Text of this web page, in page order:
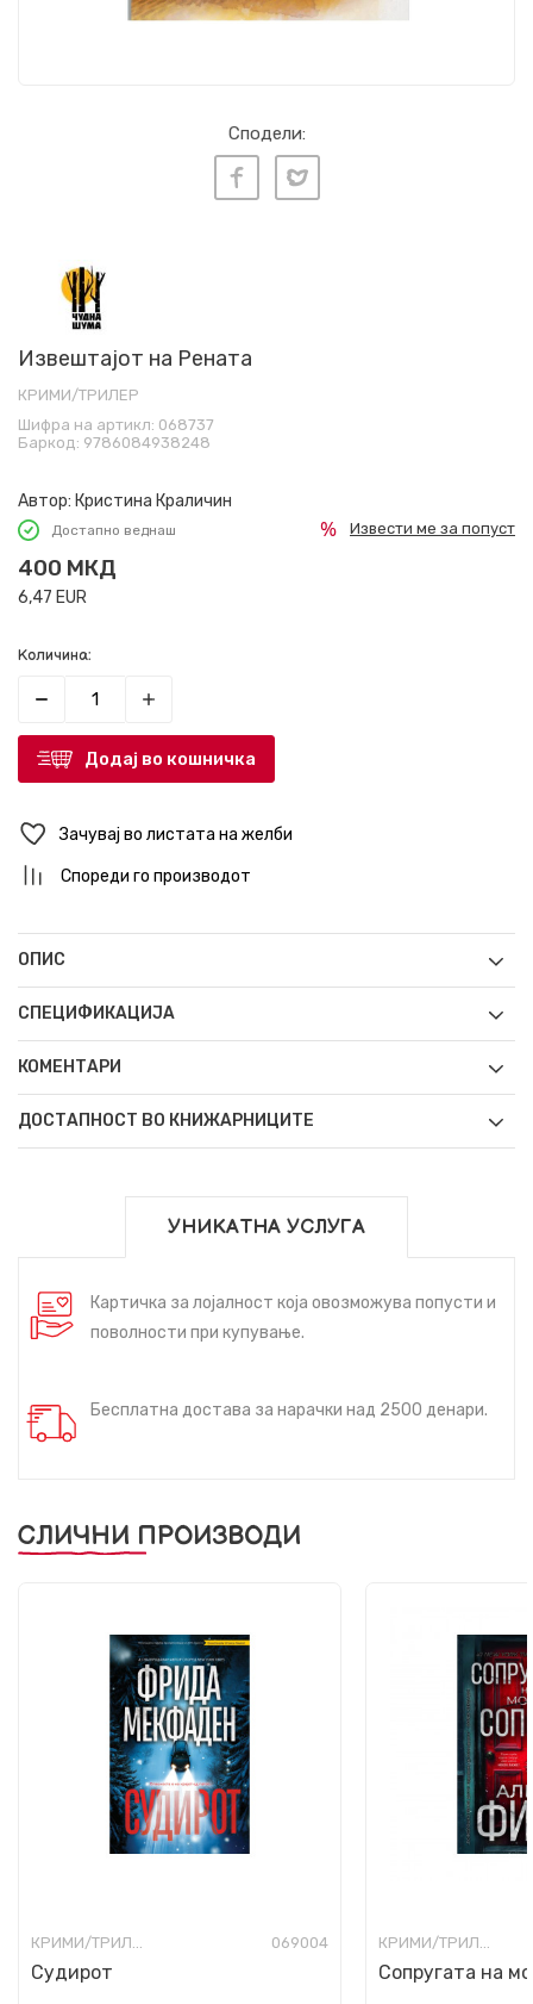
Сподели:
Извештајот на Рената
КРИМИ/ТРИЛЕР
Шифра на артикл: 068737
Баркод: 9786084938248
Автор: Кристина Краличин
Достапно веднаш
400 МКД
6,47 EUR
Извести ме за попуст
Количина:
Додај во кошничка
Зачувај во листата на желби
Спореди го производот
ОПИС
СПЕЦИФИКАЦИЈА
КОМЕНТАРИ
ДОСТАПНОСТ ВО КНИЖАРНИЦИТЕ
УНИКАТНА УСЛУГА
Картичка за лојалност која овозможува попусти и
поволности при купување.
Бесплатна достава за нарачки над 2500 денари.
СЛИЧНИ ПРОИЗВОДИ
КРИМИ/ТРИЛЕР 069004
Судирот
КРИМИ/ТРИЛЕР
Сопругата на